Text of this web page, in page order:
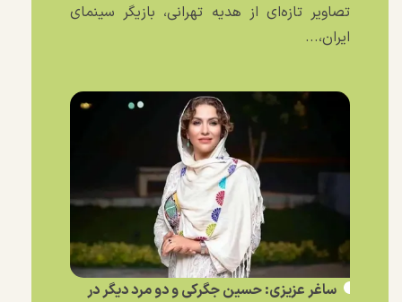
تصاویر تازه‌ای از هدیه تهرانی، بازیگر سینمای
ایران،...
ساغر عزیزی: حسین جگرکی و دو مرد دیگر در